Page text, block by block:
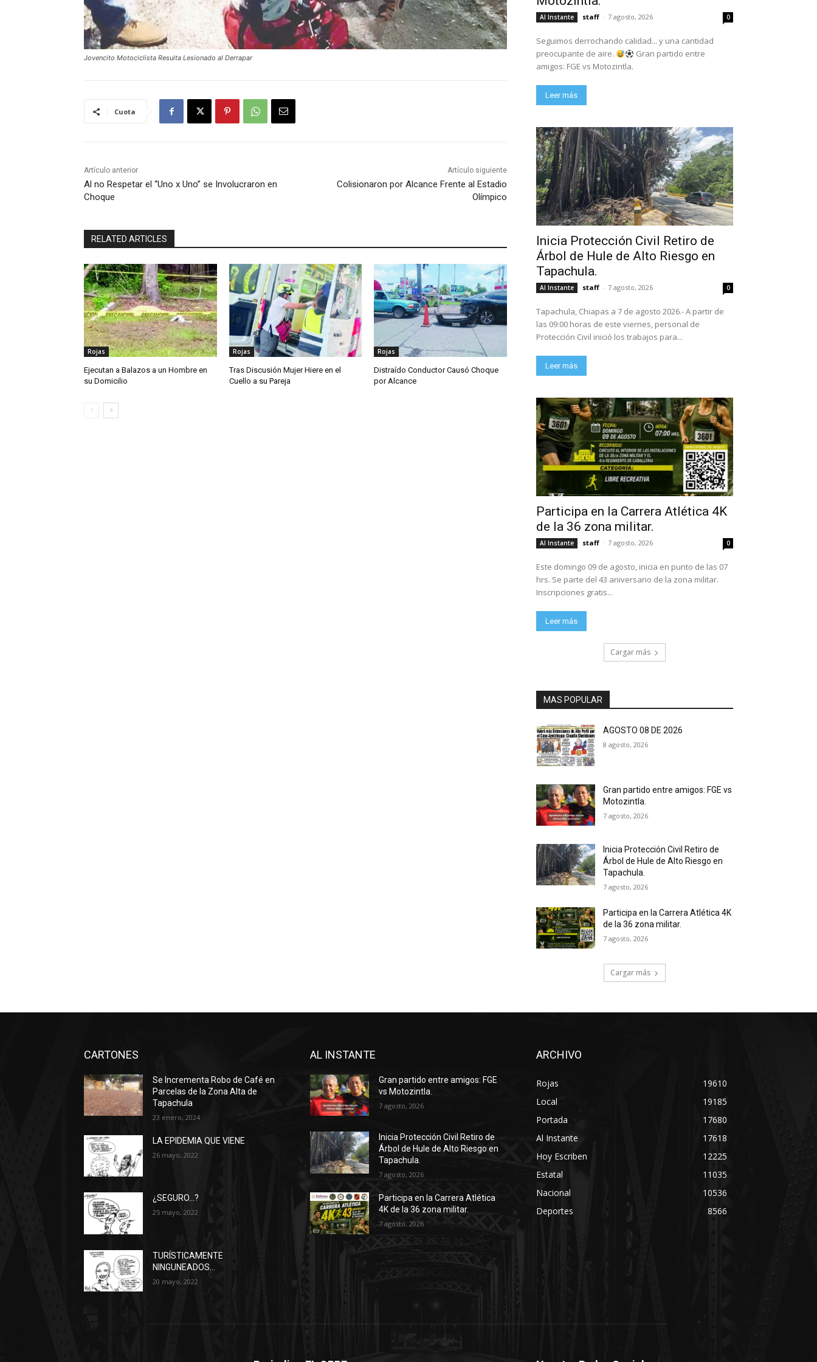
Jovencito Motociclista Resulta Lesionado al Derrapar
Cuota
Artículo anterior
Al no Respetar el “Uno x Uno” se Involucraron en
Choque
Artículo siguiente
Colisionaron por Alcance Frente al Estadio
Olímpico
RELATED ARTICLES
Rojas
Ejecutan a Balazos a un Hombre en
su Domicilio
Rojas
Tras Discusión Mujer Hiere en el
Cuello a su Pareja
Rojas
Distraído Conductor Causó Choque
por Alcance
Al Instante staff - 7 agosto, 2026 0
Seguimos derrochando calidad... y una cantidad
preocupante de aire.
Gran partido entre
amigos: FGE vs Motozintla.
Leer más
Inicia Protección Civil Retiro de
Árbol de Hule de Alto Riesgo en
Tapachula.
Al Instante staff - 7 agosto, 2026 0
Tapachula, Chiapas a 7 de agosto 2026.- A partir de
las 09:00 horas de este viernes, personal de
Protección Civil inició los trabajos para...
Leer más
Participa en la Carrera Atlética 4K
de la 36 zona militar.
Al Instante staff - 7 agosto, 2026 0
Este domingo 09 de agosto, inicia en punto de las 07
hrs. Se parte del 43 aniversario de la zona militar.
Inscripciones gratis...
Leer más
Cargar más
MAS POPULAR
AGOSTO 08 DE 2026
8 agosto, 2026
Gran partido entre amigos: FGE vs
Motozintla.
7 agosto, 2026
Inicia Protección Civil Retiro de
Árbol de Hule de Alto Riesgo en
Tapachula.
7 agosto, 2026
Participa en la Carrera Atlética 4K
de la 36 zona militar.
7 agosto, 2026
Cargar más
CARTONES
Se Incrementa Robo de Café en
Parcelas de la Zona Alta de
Tapachula
23 enero, 2024
LA EPIDEMIA QUE VIENE
26 mayo, 2022
¿SEGURO…?
25 mayo, 2022
TURÍSTICAMENTE
NINGUNEADOS…
20 mayo, 2022
AL INSTANTE
Gran partido entre amigos: FGE
vs Motozintla.
7 agosto, 2026
Inicia Protección Civil Retiro de
Árbol de Hule de Alto Riesgo en
Tapachula.
7 agosto, 2026
Participa en la Carrera Atlética
4K de la 36 zona militar.
7 agosto, 2026
ARCHIVO
Rojas
19610
Local
19185
Portada
17680
Al Instante
17618
Hoy Escriben
12225
Estatal
11035
Nacional
10536
Deportes
8566